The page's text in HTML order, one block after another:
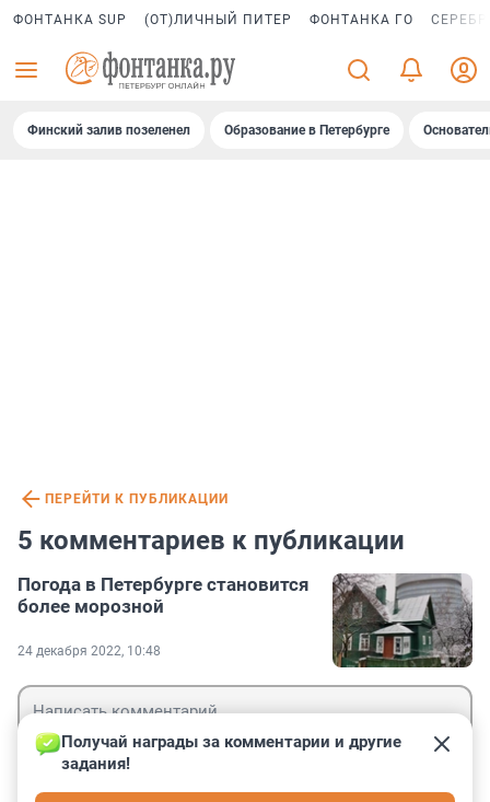
ФОНТАНКА SUP (ОТ)ЛИЧНЫЙ ПИТЕР ФОНТАНКА ГО
Финский залив позеленел Образование в Петербурге
ПЕРЕЙТИ К ПУБЛИКАЦИИ
5 комментариев к публикации
Погода в Петербурге становится
более морозной
24 декабря 2022, 10:48
Получай награды за комментарии и другие
задания!